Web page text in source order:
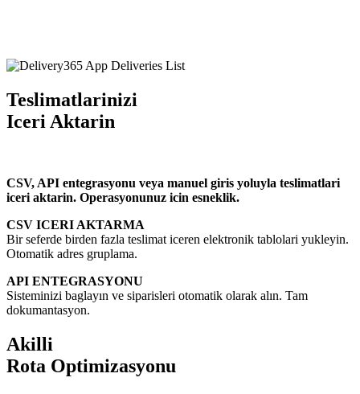
Teslimatlarinizi
Iceri Aktarin
CSV, API entegrasyonu veya manuel giris yoluyla teslimatlari
iceri aktarin. Operasyonunuz icin esneklik.
CSV ICERI AKTARMA
Bir seferde birden fazla teslimat iceren elektronik tablolari yukleyin.
Otomatik adres gruplama.
API ENTEGRASYONU
Sisteminizi baglayın ve siparisleri otomatik olarak alın. Tam
dokumantasyon.
Akilli
Rota Optimizasyonu